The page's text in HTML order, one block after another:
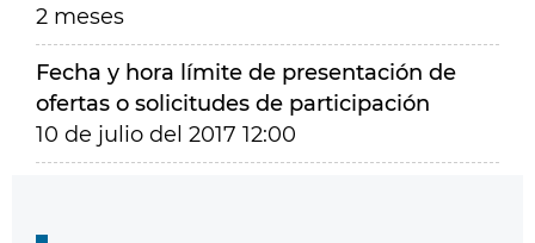
2 meses
Fecha y hora límite de presentación de
ofertas o solicitudes de participación
10 de julio del 2017 12:00